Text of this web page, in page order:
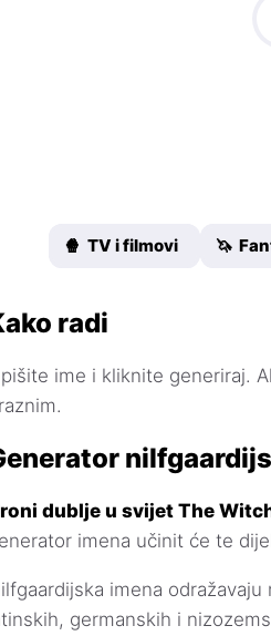
🍿 TV i filmovi 🦄
radi
ime i kliknite generiraj.
dublje u svijet The
imena učinit će te
imena
germanskih i